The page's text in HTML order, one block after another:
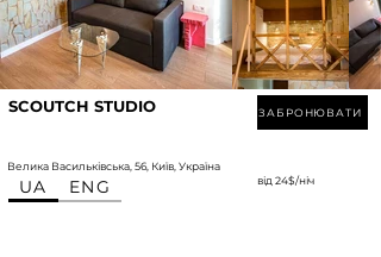
SCOUTCH STUDIO ЗАБРОНЮВАТИ
Велика Васильківська, 56, Київ, Україна
UA ENG від 24$/ніч